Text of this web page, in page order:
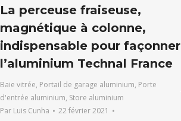
La perceuse fraiseuse,
magnétique à colonne,
indispensable pour façonner
l’aluminium Technal France
Baie vitrée, Portail de garage aluminium, Porte
d'entrée aluminium, Store aluminium
Par Luis Cunha
22 février 2021